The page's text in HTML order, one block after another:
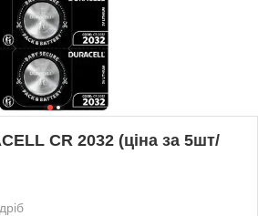
CR 2032 (ціна за 5шт/